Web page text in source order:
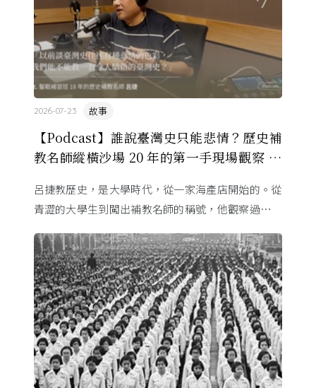
【Podcast】誰說臺灣史只能悲情？歷史補
教名師縱橫沙場 20 年的第一手現場觀察 ft.
故事
2026-07-23
呂捷教歷史，是大學時代，從一家海產店開始的。從
青澀的大學生到闖出補教名師的稱號，他觀察過幾十
裡幾乎沒有臺灣史，一路 ...